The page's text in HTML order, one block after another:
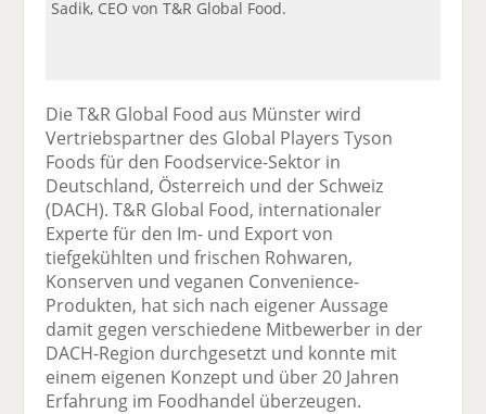
Sadik, CEO von T&R Global Food.
Die T&R Global Food aus Münster wird
Vertriebspartner des Global Players Tyson
Foods für den Foodservice-Sektor in
Deutschland, Österreich und der Schweiz
(DACH). T&R Global Food, internationaler
Experte für den Im- und Export von
tiefgekühlten und frischen Rohwaren,
Konserven und veganen Convenience-
Produkten, hat sich nach eigener Aussage
damit gegen verschiedene Mitbewerber in der
DACH-Region durchgesetzt und konnte mit
einem eigenen Konzept und über 20 Jahren
Erfahrung im Foodhandel überzeugen.